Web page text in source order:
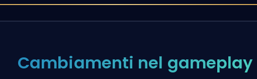
Cambiamenti nel gameplay